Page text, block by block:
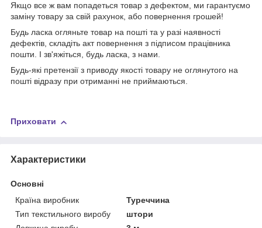
Якщо все ж вам попадеться товар з дефектом, ми гарантуємо
заміну товару за свій рахунок, або повернення грошей!
Будь ласка огляньте товар на пошті та у разі наявності
дефектів, складіть акт повернення з підписом працівника
пошти. І зв'яжіться, будь ласка, з нами.
Будь-які претензії з приводу якості товару не оглянутого на
пошті відразу при отриманні не приймаються.
Приховати
Характеристики
Основні
Країна виробник
Туреччина
Тип текстильного виробу
штори